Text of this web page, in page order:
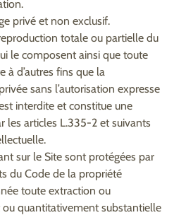
privé et non exclusif.
totale ou partielle du
le composent ainsi que toute
à d’autres fins que la
sans l’autorisation expresse
interdite et constitue une
les articles L.335-2 et suivants
sur le Site sont protégées par
du Code de la propriété
toute extraction ou
quantitativement substantielle